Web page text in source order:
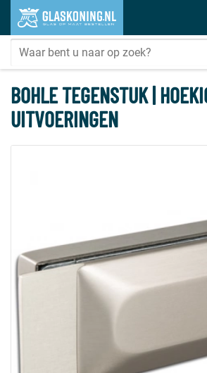
BOHLE TEGENSTUK |
UITVOERINGEN